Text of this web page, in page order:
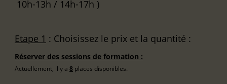
10h-13h / 14h-17h )
Etape 1 : Choisissez le prix et la quantité :
Réserver des sessions de formation :
Actuellement, il y a 8 places disponibles.